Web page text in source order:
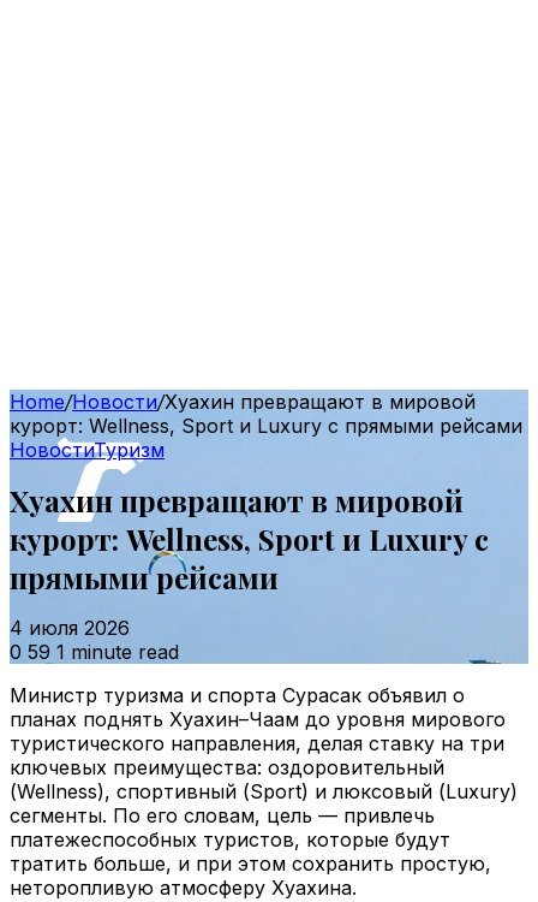
Home/Новости/Хуахин превращают в мировой
курорт: Wellness, Sport и Luxury с прямыми рейсами
НовостиТуризм
Хуахин превращают в мировой
курорт: Wellness, Sport и Luxury с
прямыми рейсами
4 июля 2026
0 59 1 minute read
Министр туризма и спорта Сурасак объявил о
планах поднять Хуахин–Чаам до уровня мирового
туристического направления, делая ставку на три
ключевых преимущества: оздоровительный
(Wellness), спортивный (Sport) и люксовый (Luxury)
сегменты. По его словам, цель — привлечь
платежеспособных туристов, которые будут
тратить больше, и при этом сохранить простую,
неторопливую атмосферу Хуахина.